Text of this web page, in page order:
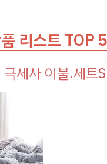
리스트 TOP 5
세사 이불.세트